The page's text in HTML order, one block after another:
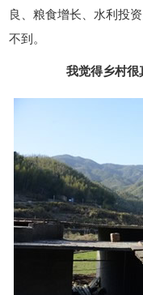
良、粮食增长、水利投
不到。
我觉得乡村很